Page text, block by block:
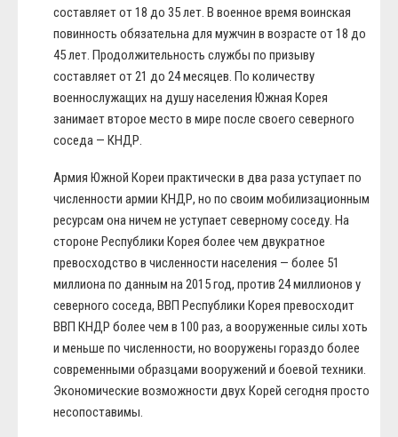
составляет от 18 до 35 лет. В военное время воинская
повинность обязательна для мужчин в возрасте от 18 до
45 лет. Продолжительность службы по призыву
составляет от 21 до 24 месяцев. По количеству
военнослужащих на душу населения Южная Корея
занимает второе место в мире после своего северного
соседа — КНДР.
Армия Южной Кореи практически в два раза уступает по
численности армии КНДР, но по своим мобилизационным
ресурсам она ничем не уступает северному соседу. На
стороне Республики Корея более чем двукратное
превосходство в численности населения — более 51
миллиона по данным на 2015 год, против 24 миллионов у
северного соседа, ВВП Республики Корея превосходит
ВВП КНДР более чем в 100 раз, а вооруженные силы хоть
и меньше по численности, но вооружены гораздо более
современными образцами вооружений и боевой техники.
Экономические возможности двух Корей сегодня просто
несопоставимы.